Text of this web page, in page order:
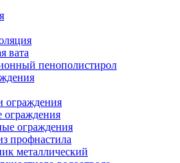
вата
пенополистирол
ограждения
ограждения
ограждения
профнастила
металлический